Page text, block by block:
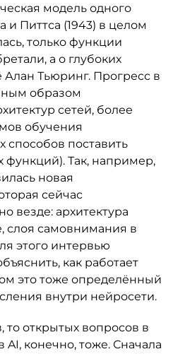
модель одного
и Питтса (1943) в целом
только функции
а о глубоких
Тьюринг. Прогресс в
образом
сетей, более
обучения
способов поставить
функций). Так, например,
новая
сейчас
везде: архитектура
слоя самовнимания в
этого интервью
как работает
это тоже определённый
внутри нейросети.
то открытых вопросов в
AI, конечно, тоже. Сначала